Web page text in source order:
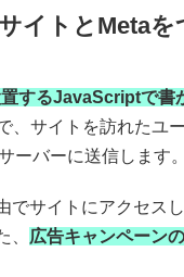
イトとMetaを
するJavaScriptで書
、サイトを訪れたユ
ーバーに送信します。
でサイトにアクセス
、 広告キャンペーン